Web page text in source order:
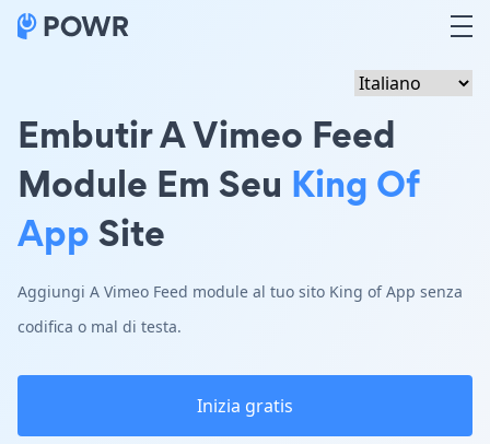
Embutir A Vimeo Feed
Module Em Seu King Of
AppSite
Aggiungi A Vimeo Feed module al tuo sito King of App senza
codifica o mal di testa.
Inizia gratis